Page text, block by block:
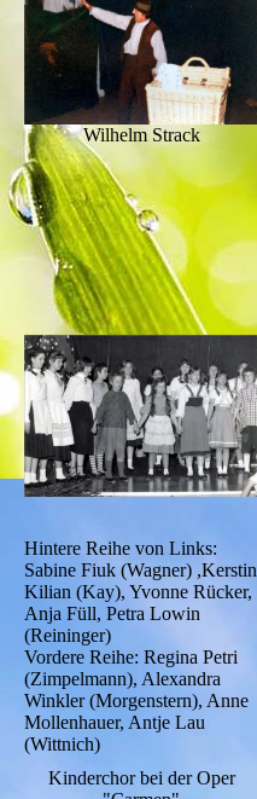
Wilhelm Strack
Hintere Reihe von Links:
Sabine Fiuk (Wagner) ,Kerstin
Kilian (Kay), Yvonne Rücker,
Anja Füll, Petra Lowin
(Reininger)
Vordere Reihe: Regina Petri
(Zimpelmann), Alexandra
Winkler (Morgenstern), Anne
Mollenhauer, Antje Lau
(Wittnich)
Kinderchor bei der Oper